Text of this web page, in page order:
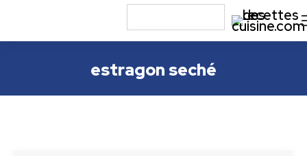
estragon seché